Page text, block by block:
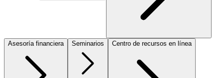
Asesoría financiera Seminarios Centro de recursos en línea